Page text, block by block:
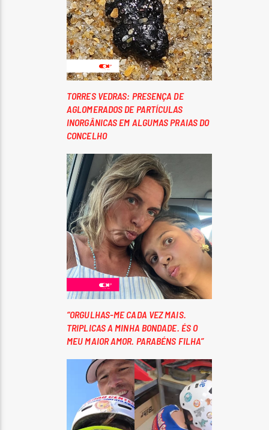
TORRES VEDRAS: PRESENÇA DE
AGLOMERADOS DE PARTÍCULAS
INORGÂNICAS EM ALGUMAS PRAIAS DO
CONCELHO
“ORGULHAS-ME CADA VEZ MAIS.
TRIPLICAS A MINHA BONDADE. ÉS O
MEU MAIOR AMOR. PARABÉNS FILHA”